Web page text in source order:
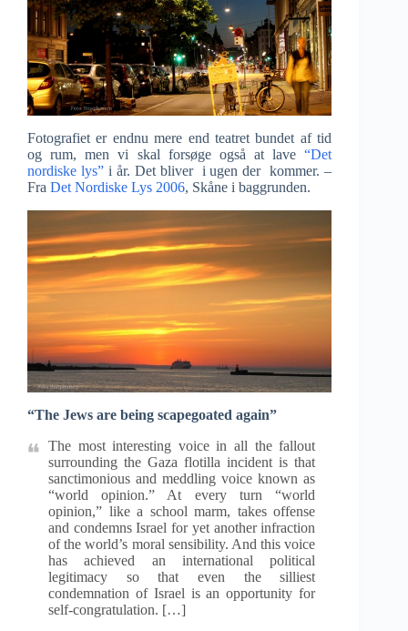
Fotografiet er endnu mere end teatret bundet af tid
og rum, men vi skal forsøge også at lave“Det
nordiske lys” i år. Det bliver i ugen der kommer. –
Fra Det Nordiske Lys 2006, Skåne i baggrunden.
“The Jews are being scapegoated again”
The most interesting voice in all the fallout
surrounding the Gaza flotilla incident is that
sanctimonious and meddling voice known as
“world opinion.” At every turn “world
opinion,” like a school marm, takes offense
and condemns Israel for yet another infraction
of the world’s moral sensibility. And this voice
has achieved an international political
legitimacy so that even the silliest
condemnation of Israel is an opportunity for
self-congratulation. […]